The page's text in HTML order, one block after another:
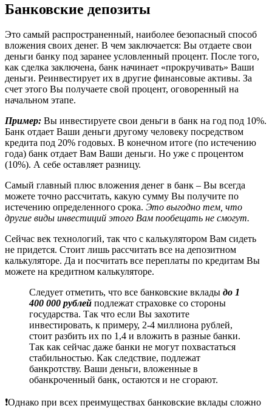
Банковские депозиты
Это самый распространенный, наиболее безопасный способ
вложения своих денег. В чем заключается: Вы отдаете свои
деньги банку под заранее условленный процент. После того,
как сделка заключена, банк начинает «прокручивать» Ваши
деньги. Реинвестирует их в другие финансовые активы. За
счет этого Вы получаете свой процент, оговоренный на
начальном этапе.
Пример: Вы инвестируете свои деньги в банк на год под 10%.
Банк отдает Ваши деньги другому человеку посредством
кредита под 20% годовых. В конечном итоге (по истечению
года) банк отдает Вам Ваши деньги. Но уже с процентом
(10%). А себе оставляет разницу.
Самый главный плюс вложения денег в банк – Вы всегда
можете точно рассчитать, какую сумму Вы получите по
истечению определенного срока. Это выгодно тем, что
другие виды инвестиций этого Вам пообещать не смогут.
Сейчас век технологий, так что с калькулятором Вам сидеть
не придется. Стоит лишь рассчитать все на депозитном
калькуляторе. Да и посчитать все переплаты по кредитам Вы
можете на кредитном калькуляторе.
Следует отметить, что все банковские вклады до 1
400 000 рублей подлежат страховке со стороны
государства. Так что если Вы захотите
инвестировать, к примеру, 2-4 миллиона рублей,
стоит разбить их по 1,4 и вложить в разные банки.
Так как сейчас даже банки не могут похвастаться
стабильностью. Как следствие, подлежат
банкротству. Ваши деньги, вложенные в
обанкроченный банк, остаются и не сгорают.
❗️Однако при всех преимуществах банковские вклады сложно